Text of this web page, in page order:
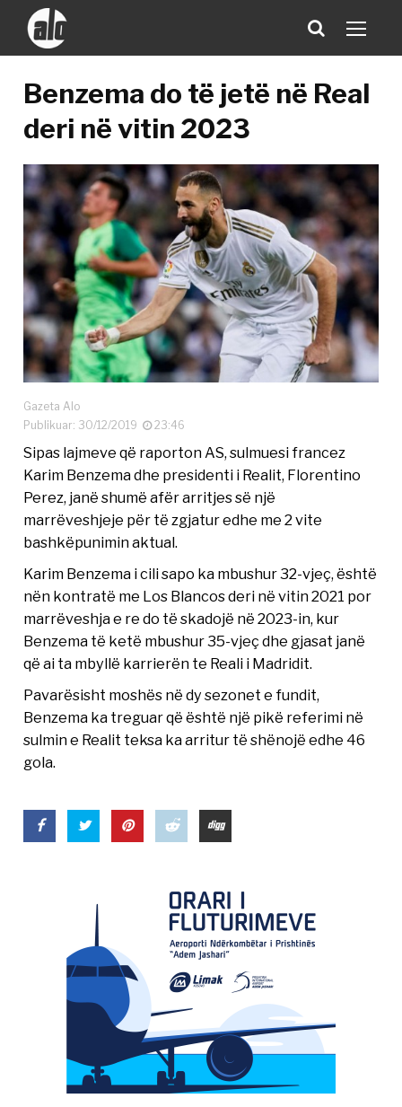
Benzema do të jetë në Real
deri në vitin 2023
Gazeta Alo
Publikuar: 30/12/2019
23:46
Sipas lajmeve që raporton AS, sulmuesi francez
Karim Benzema dhe presidenti i Realit, Florentino
Perez, janë shumë afër arritjes së një
marrëveshjeje për të zgjatur edhe me 2 vite
bashkëpunimin aktual.
Karim Benzema i cili sapo ka mbushur 32-vjeç, është
nën kontratë me Los Blancos deri në vitin 2021 por
marrëveshja e re do të skadojë në 2023-in, kur
Benzema të ketë mbushur 35-vjeç dhe gjasat janë
që ai ta mbyllë karrierën te Reali i Madridit.
Pavarësisht moshës në dy sezonet e fundit,
Benzema ka treguar që është një pikë referimi në
sulmin e Realit teksa ka arritur të shënojë edhe 46
gola.